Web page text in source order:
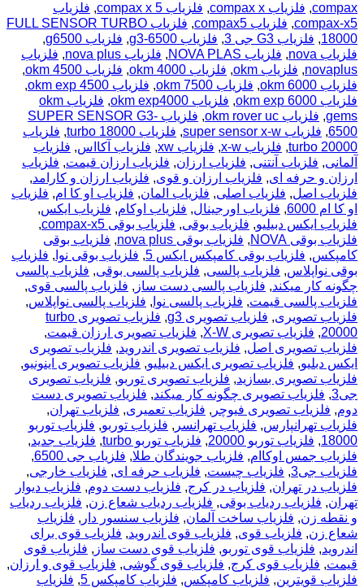
compax
, فلزیاب compax x , فلزیاب compax x 5 , فلزیاب
compax-x5
, فلزیاب compax5 ,
فلزیاب FULL SENSOR TURBO
18000
, فلزیاب G3 جی 3 , فلزیاب g3-6500 , فلزیاب g6500
,
فلزیاب nova
, فلزیاب NOVA PLAS , فلزیاب nova plus , فلزیاب
novaplus
, فلزیاب okm , فلزیاب okm 4000 , فلزیاب okm 4500
,
فلزیاب okm 6000
, فلزیاب okm 7500 , فلزیاب okm exp 4500
,
فلزیاب okm exp 6000
, فلزیاب okm exp4000 ,
فلزیاب okm
gems
, فلزیاب okm rover uc ,
فلزیاب SUPER SENSOR G3-
6500
, فلزیاب super sensor x-w , فلزیاب turbo 18000 , فلزیاب
turbo 20000
, فلزیاب x-w , فلزیاب xw , فلزیاب آکااس, فلزیاب
آلمانی, فلزیاب آنتنی, فلزیاب ارزان, فلزیاب ارزان قیمت, فلزیاب
ارزان و حرفه ای, فلزیاب ارزان و قوی, فلزیاب ارزان و کارامد,
فلزیاب اصل, فلزیاب اصلی, فلزیاب المان, فلزیاب او کا ام, فلزیاب
او کا ام 6000
, فلزیاب اورجینال, فلزیاب اوکام, فلزیاب ایکس,
فلزیاب ایکس دبیلیو, فلزیاب بوقی, فلزیاب بوقی compax-x5
,
فلزیاب بوقی NOVA
, فلزیاب بوقی nova plus , فلزیاب بوقی
کامپکس, فلزیاب بوقی کامپکس ایکس 5 , فلزیاب بوقی نوا , فلزیاب
بوقی نواپلاس, فلزیاب پالسی, فلزیاب پالسی بوقی, فلزیاب پالسی
چگونه کار میکند, فلزیاب پالسی دست ساز , فلزیاب پالسی قوی,
فلزیاب پالسی قیمت, فلزیاب پالسی نوا , فلزیاب پالسی نواپلاس,
فلزیاب تصویری, فلزیاب تصویری g3 ,
فلزیاب تصویری turbo
20000
, فلزیاب تصویری X-W , فلزیاب تصویری ارزان قیمت,
فلزیاب تصویری اصل, فلزیاب تصویری اندروید, فلزیاب تصویری
ایکس دبلیو, فلزیاب تصویری ایکس دبیلیو, فلزیاب تصویری اینونیو,
فلزیاب تصویری بسازید, فلزیاب تصویری توربو, فلزیاب تصویری
جی3
, فلزیاب تصویری چگونه کار میکند, فلزیاب تصویری دست
دوم, فلزیاب تصویری فیوچر , فلزیاب تعمیری, فلزیاب تهران,
فلزیاب تهرانپارس, فلزیاب تهرانسر , فلزیاب توربو, فلزیاب توربو
18000
, فلزیاب توربو 20000 , فلزیاب توربو turbo , فلزیاب جدید,
فلزیاب جمس اوکاام, فلزیاب جویندگان طلا, فلزیاب جی 6500
,
فلزیاب جی3
, فلزیاب چیست, فلزیاب حرفه ای, فلزیاب خارجی,
فلزیاب در تهران, فلزیاب در کرج, فلزیاب دست دوم, فلزیاب دیوار
تهران, فلزیاب ردیاب بوقی, فلزیاب ردیاب شعاع زن, فلزیاب ردیاب
و نقطه زن, فلزیاب ساخت آلمان, فلزیاب سنسور دار , فلزیاب
شعاع زن, فلزیاب قوی, فلزیاب قوی اندروید, فلزیاب قوی برای
اندروید, فلزیاب قوی توربو, فلزیاب قوی دست ساز , فلزیاب قوی
قیمت, فلزیاب قوی کرج, فلزیاب قوی گوشی, فلزیاب قوی و ارزان,
فلزیاب قویترین, فلزیاب کامپکس, فلزیاب کامپکس 5 , فلزیاب